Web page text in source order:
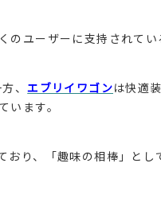
ユーザーに支持されてい
、エブリイワゴンは快適
ます。
り、「趣味の相棒」とし